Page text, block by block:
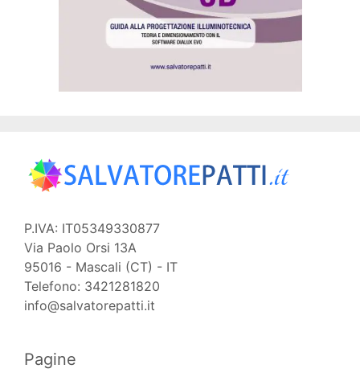
P.IVA: IT05349330877
Via Paolo Orsi 13A
95016 - Mascali (CT) - IT
Telefono: 3421281820
info@salvatorepatti.it
Pagine